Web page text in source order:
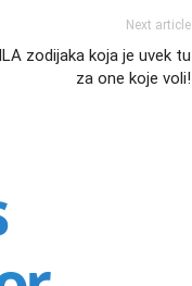
Next article
zodijaka koja je uvek tu
za one koje voli!